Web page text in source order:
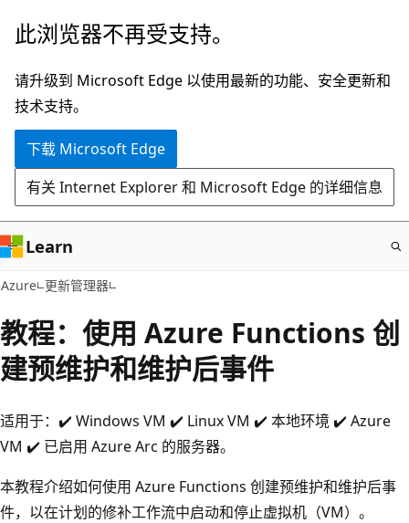
跳
主
要
内
此浏览器不再受支持。
请升级到 Microsoft Edge 以使用最新的功能、安全更新和
技术支持。
下载 Microsoft Edge
有关 Internet Explorer 和 Microsoft Edge 的详细信息
Learn
Azure 更新管理器
教程：使用 Azure Functions 创
建预维护和维护后事件
适用于：✔️ Windows VM ✔️ Linux VM ✔️ 本地环境 ✔️ Azure
VM ✔️ 已启用 Azure Arc 的服务器。
本教程介绍如何使用 Azure Functions 创建预维护和维护后事
件，以在计划的修补工作流中启动和停止虚拟机（VM）。